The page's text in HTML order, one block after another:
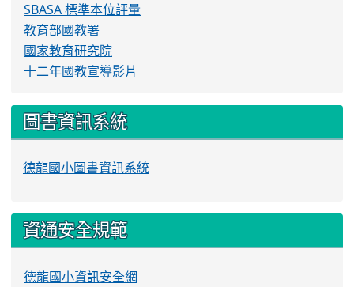
SBASA 標準本位評量
教育部國教署
國家教育研究院
十二年國教宣導影片
圖書資訊系統
德龍國小圖書資訊系統
資通安全規範
德龍國小資訊安全網